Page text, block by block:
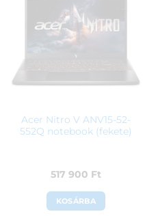
Acer Nitro V ANV15-52-
552Q notebook (fekete)
517 900 Ft
KOSÁRBA